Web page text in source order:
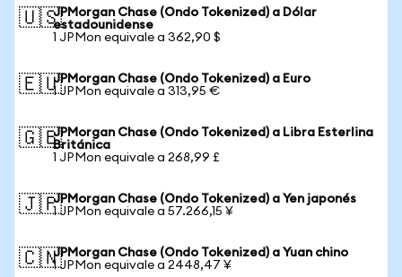
🇺🇸JPMorgan Chase (Ondo Tokenized) a Dólar
estadounidense
1 JPMon equivale a 362,90 $
🇪🇺JPMorgan Chase (Ondo Tokenized) a Euro
1 JPMon equivale a 313,95 €
🇬🇧JPMorgan Chase (Ondo Tokenized) a Libra Esterlina
Británica
1 JPMon equivale a 268,99 £
🇯🇵JPMorgan Chase (Ondo Tokenized) a Yen japonés
1 JPMon equivale a 57.266,15 ¥
🇨🇳JPMorgan Chase (Ondo Tokenized) a Yuan chino
1 JPMon equivale a 2448,47 ¥